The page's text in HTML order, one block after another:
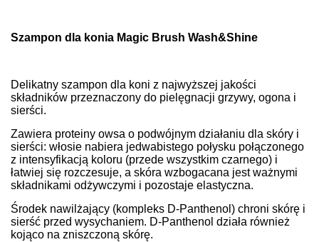
Szampon dla konia Magic Brush Wash&Shine
Delikatny szampon dla koni z najwyższej jakości
składników przeznaczony do pielęgnacji grzywy, ogona i
sierści.
Zawiera proteiny owsa o podwójnym działaniu dla skóry i
sierści: włosie nabiera jedwabistego połysku połączonego
z intensyfikacją koloru (przede wszystkim czarnego) i
łatwiej się rozczesuje, a skóra wzbogacana jest ważnymi
składnikami odżywczymi i pozostaje elastyczna.
Środek nawilżający (kompleks D-Panthenol) chroni skórę i
sierść przed wysychaniem. D-Panthenol działa również
kojąco na zniszczoną skórę.